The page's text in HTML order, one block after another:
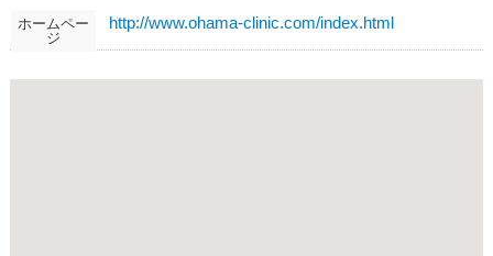
ホームペー
ジ
http://www.ohama-clinic.com/index.html